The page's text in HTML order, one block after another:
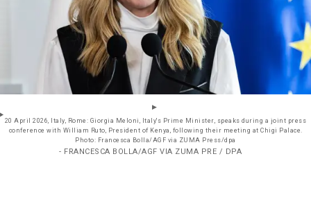
20 April 2026, Italy, Rome: Giorgia Meloni, Italy's Prime Minister, speaks during a joint press
conference with William Ruto, President of Kenya, following their meeting at Chigi Palace.
Photo: Francesca Bolla/AGF via ZUMA Press/dpa
- FRANCESCA BOLLA/AGF VIA ZUMA PRE / DPA